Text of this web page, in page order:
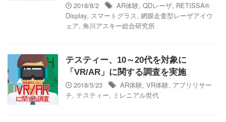
2018/8/2
AR体験, QDレーザ, RETISSA®
Display, スマートグラス, 網膜走査型レーザアイウ
ェア, 角川アスキー総合研究所
テスティー、10～20代を対象に
「VR/AR」に関する調査を実施
2018/5/23
AR体験, VR体験, アプリリサー
チ, テスティー, ミレニアル世代